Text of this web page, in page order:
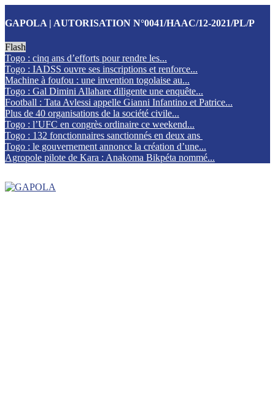
GAPOLA | AUTORISATION N°0041/HAAC/12-2021/PL/P
Flash
Togo : cinq ans d’efforts pour rendre les...
Togo : IADSS ouvre ses inscriptions et renforce...
Machine à foufou : une invention togolaise au...
Togo : Gal Dimini Allahare diligente une enquête...
Football : Tata Avlessi appelle Gianni Infantino et Patrice...
Plus de 40 organisations de la société civile...
Togo : l’UFC en congrès ordinaire ce weekend...
Togo : 132 fonctionnaires sanctionnés en deux ans
Togo : le gouvernement annonce la création d’une...
Agropole pilote de Kara : Anakoma Bikpéta nommé...